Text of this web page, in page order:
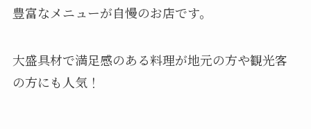
豊富なメニューが自慢のお店です。
大盛具材で満足感のある料理が地元の方や観光客
の方にも人気！